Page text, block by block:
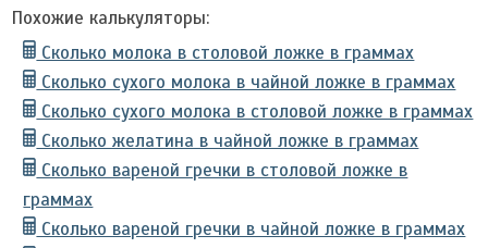
Похожие калькуляторы:
Сколько молока в столовой ложке в граммах
Сколько сухого молока в чайной ложке в граммах
Сколько сухого молока в столовой ложке в граммах
Сколько желатина в чайной ложке в граммах
Сколько вареной гречки в столовой ложке в
граммах
Сколько вареной гречки в чайной ложке в граммах